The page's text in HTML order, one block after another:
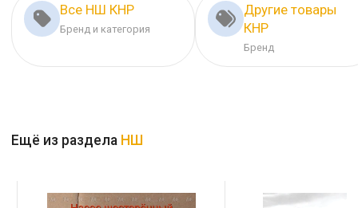
Все НШ КНР
Бренд и категория
Другие товары
КНР
Бренд
Ещё из раздела НШ